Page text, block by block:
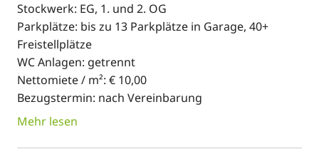
Stockwerk: EG, 1. und 2. OG
Parkplätze: bis zu 13 Parkplätze in Garage, 40+
Freistellplätze
WC Anlagen: getrennt
Nettomiete / m²: € 10,00
Bezugstermin: nach Vereinbarung
Mehr lesen